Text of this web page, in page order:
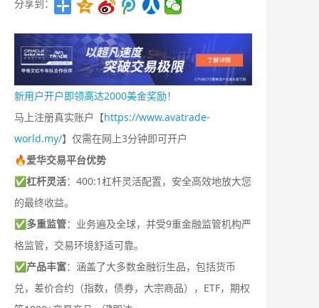
分享到：
新用户开户即领高达2000美金奖励！
马上注册真实账户【https://www.avatrade-
world.my/】仅需在网上3分钟即可开户
🔥爱华交易平台优势
✅杠杆灵活：400:1杠杆灵活配置，安全高效地放大您
的最终收益。
✅多重监管：业务遍及全球，并受9重金融监管机构严
格监管，交易环境舒适可靠。
✅产品丰富：涵盖了大多数金融衍生品，包括货币
兑，差价合约（指数，债券，大宗商品），ETF，期权